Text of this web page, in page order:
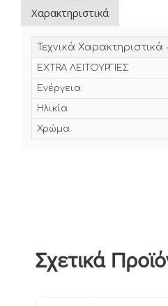
Χαρακτηριστικά
Τεχνικά Χαρακτηριστικά
EXTRA ΛΕΙΤΟΥΡΓΙΕΣ
Ενέργεια
Ηλικία
Χρώμα
Σχετικά